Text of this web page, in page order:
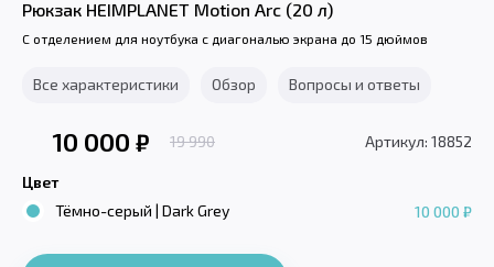
Рюкзак HEIMPLANET Motion Arc (20 л)
С отделением для ноутбука с диагональю экрана до 15 дюймов
Все характеристики Обзор Вопросы и ответы
10 000 ₽ 19 990 Артикул: 18852
Цвет
Тёмно-серый | Dark Grey
10 000 ₽